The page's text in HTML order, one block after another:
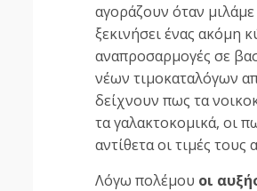
αγοράζουν όταν
ξεκινήσει ένας ακόμη
αναπροσαρμογές σε
νέων τιμοκαταλόγων
δείχνουν πως τα
τα γαλακτοκομικά, οι
αντίθετα οι τιμές
Λόγω πολέμου οι